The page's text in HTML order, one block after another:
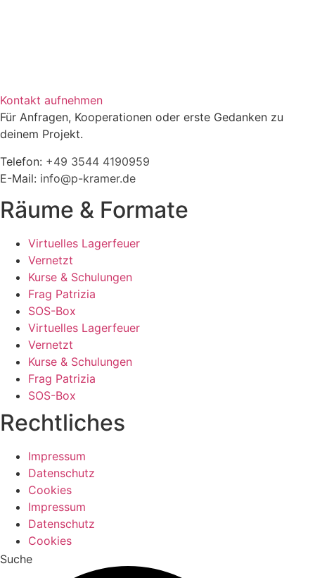
Kontakt aufnehmen
Für Anfragen, Kooperationen oder erste Gedanken zu
deinem Projekt.
Telefon: +49 3544 4190959‬
E-Mail: info@p-kramer.de
Räume & Formate
Virtuelles Lagerfeuer
Vernetzt
Kurse & Schulungen
Frag Patrizia
SOS-Box
Virtuelles Lagerfeuer
Vernetzt
Kurse & Schulungen
Frag Patrizia
SOS-Box
Rechtliches
Impressum
Datenschutz
Cookies
Impressum
Datenschutz
Cookies
Suche